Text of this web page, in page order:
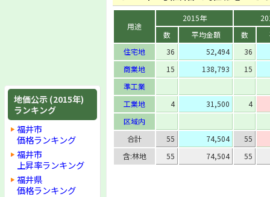
地価公示 (2015年)
ランキング
福井市
価格ランキング
福井市
上昇率ランキング
福井県
価格ランキング
用途
2015年
数
平均金額 数
住宅地
36 52,494
36
商業地
15 138,793
15
準工業
工業地
4 31,500
4
区域内
合計
55 74,504
55
含:林地
55 74,504 55